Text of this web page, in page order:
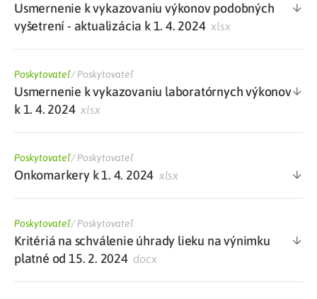
Usmernenie k vykazovaniu výkonov podobných
vyšetrení - aktualizácia k 1. 4. 2024xlsx
Poskytovateľ/Poskytovateľ
Usmernenie k vykazovaniu laboratórnych výkonov
k 1. 4. 2024xlsx
Poskytovateľ/Poskytovateľ
Onkomarkery k 1. 4. 2024 xlsx
Poskytovateľ/Poskytovateľ
Kritériá na schválenie úhrady lieku na výnimku
platné od 15. 2. 2024docx